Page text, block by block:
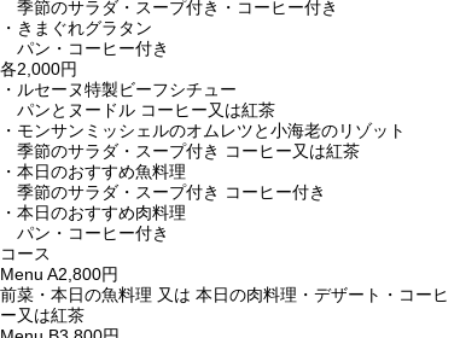
季節のサラダ・スープ付き・コーヒー付き
・きまぐれグラタン
パン・コーヒー付き
各2,000円
・ ルセーヌ特製ビーフシチュー
パンとヌードル コーヒー又は紅茶
・ モンサンミッシェルのオムレツと小海老のリゾット
季節のサラダ・スープ付き コーヒー又は紅茶
・ 本日のおすすめ魚料理
季節のサラダ・スープ付き コーヒー付き
・本日のおすすめ肉料理
パン・コーヒー付き
コース
Menu A2,800円
前菜・本日の魚料理 又は 本日の肉料理・デザート・コーヒ
ー又は紅茶